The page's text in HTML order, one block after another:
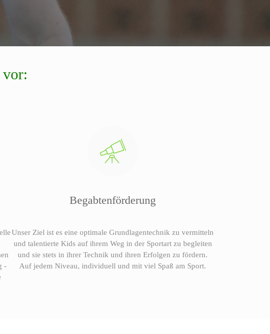
-
Begabtenförderung
Unser Ziel ist es eine optimale Grundlagentechnik zu vermitteln
und talentierte Kids auf ihrem Weg in der Sportart zu begleiten
und sie stets in ihrer Technik und ihren Erfolgen zu fördern.
Auf jedem Niveau, individuell und mit viel Spaß am Sport.